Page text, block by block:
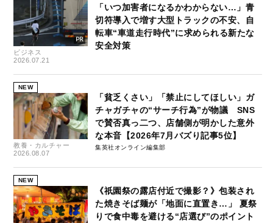
ビジネス
2026.07.21
「いつ加害者になるかわからない…」青
切符導入で増す大型トラックの不安、自
転車“車道走行時代”に求められる新たな
安全対策
NEW
教養・カルチャー
2026.08.07
「貧乏くさい」「禁止にしてほしい」ガ
チャガチャの“サーチ行為”が物議 SNS
で賛否真っ二つ、店舗側が明かした意外
な本音【2026年7月バズり記事5位】
集英社オンライン編集部
NEW
《祇園祭の露店付近で撮影？》包装され
た焼きそば麺が「地面に直置き…」 夏祭
りで食中毒を避ける“店選び”のポイント